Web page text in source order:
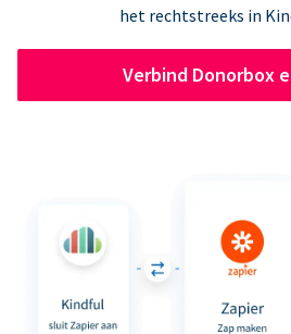
het rechtstreeks in
Verbind Donorbox